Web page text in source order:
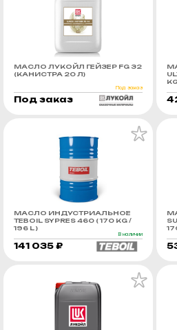
МАСЛО ЛУКОЙЛ ГЕЙЗЕР FG 32
(КАНИСТРА 20 Л)
Под заказ
Под заказ
МАСЛО ИНДУСТРИАЛЬНОЕ
TEBOIL SYPRES 460 ( 170 KG /
196 L )
В наличии
141 035 ₽